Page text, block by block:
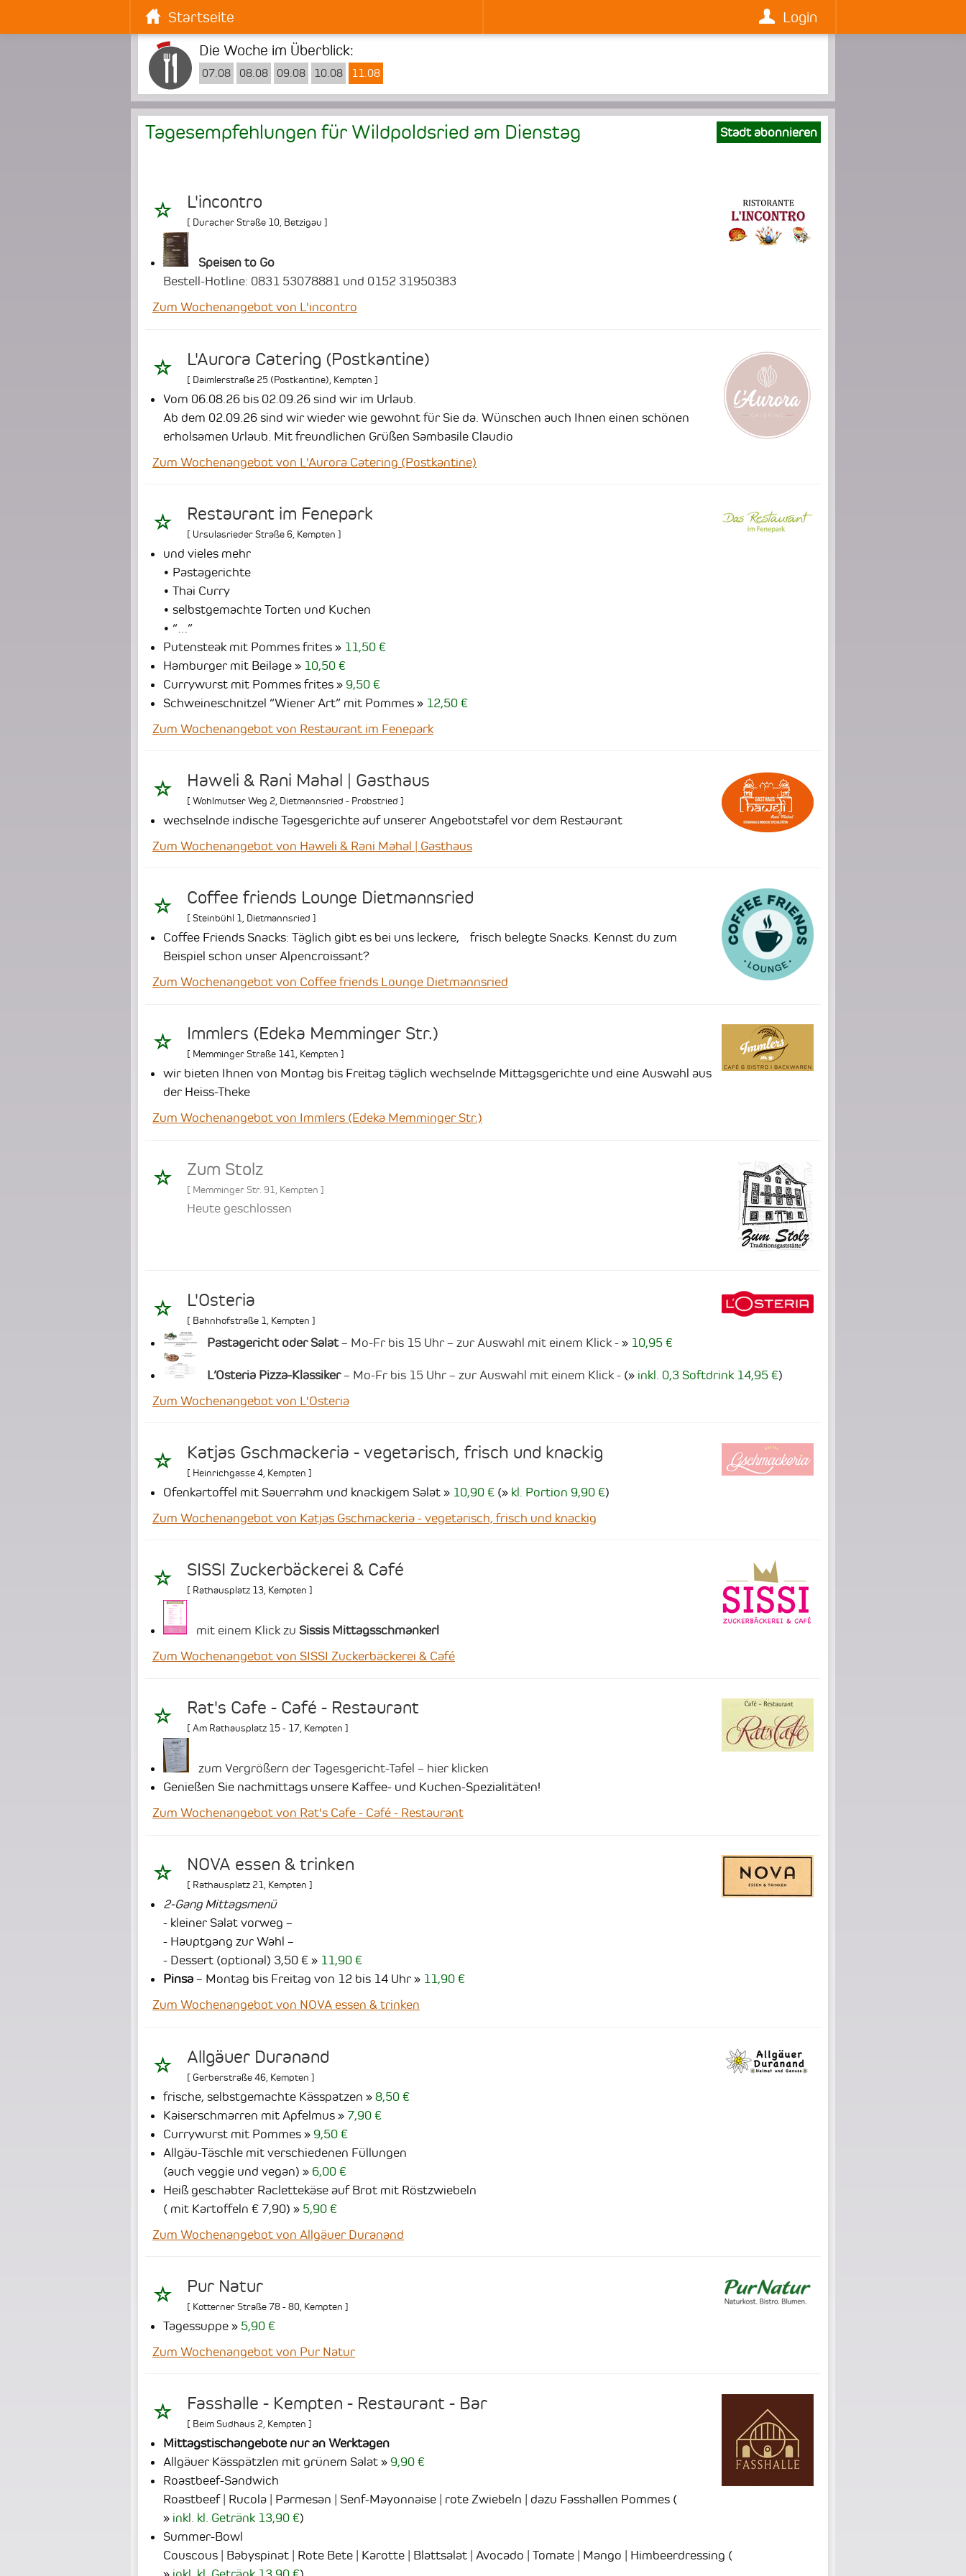
Startseite
Login
Die Woche im Überblick:
07.08 08.08 09.08 10.08 11.08
Stadt abonnieren
Tagesempfehlungen für Wildpoldsried am Dienstag
L'incontro
[ Duracher Straße 10, Betzigau ]
Speisen to Go
Bestell-Hotline: 0831 53078881 und 0152 31950383
Zum Wochenangebot von L'incontro
L'Aurora Catering (Postkantine)
[ Daimlerstraße 25 (Postkantine) Kempten ]
Vom 06.08.26 bis 02.09.26 sind wir im Urlaub.
Ab dem 02.09.26 sind wir wieder wie gewohnt für Sie da. Wünschen auch Ihnen einen schönen
erholsamen Urlaub. Mit freundlichen Grüßen Sambasile Claudio
Zum Wochenangebot von L'Aurora Catering (Postkantine)
Restaurant im Fenepark
[ Ursulasrieder Straße 6 Kempten ]
und vieles mehr
• Pastagerichte
• Thai Curry
• selbstgemachte Torten und Kuchen
• “…”
Putensteak mit Pommes frites
11,50 €
Hamburger mit Beilage
10,50 €
Currywurst mit Pommes frites
9,50 €
Schweineschnitzel “Wiener Art” mit Pommes
12,50 €
Zum Wochenangebot von Restaurant im Fenepark
Haweli & Rani Mahal | Gasthaus
[ Wohlmutser Weg 2 Dietmannsried - Probstried ]
wechselnde indische Tagesgerichte auf unserer Angebotstafel vor dem Restaurant
Zum Wochenangebot von Haweli & Rani Mahal | Gasthaus
Coffee friends Lounge Dietmannsried
[ Steinbühl 1 Dietmannsried ]
Coffee Friends Snacks: Täglich gibt es bei uns leckere, frisch belegte Snacks. Kennst du zum
Beispiel schon unser Alpencroissant?
Zum Wochenangebot von Coffee friends Lounge Dietmannsried
Immlers (Edeka Memminger Str.)
[ Memminger Straße 141, Kempten ]
wir bieten Ihnen von Montag bis Freitag täglich wechselnde Mittagsgerichte und eine Auswahl aus
der Heiss-Theke
Zum Wochenangebot von Immlers (Edeka Memminger Str.)
Zum Stolz
[ Memminger Str. 91, Kempten ]
Heute geschlossen
L'Osteria
[ Bahnhofstraße 1 Kempten ]
Pastagericht oder Salat– Mo-Fr bis 15 Uhr – zur Auswahl mit einem Klick - 10,95 €
L’Osteria Pizza-Klassiker– Mo-Fr bis 15 Uhr – zur Auswahl mit einem Klick -( inkl. 0,3 Softdrink 14,95 €)
Zum Wochenangebot von L'Osteria
Katjas Gschmackeria - vegetarisch, frisch und knackig
[ Heinrichgasse 4 Kempten ]
Ofenkartoffel mit Sauerrahm und knackigem Salat 10,90 € ( kl. Portion 9,90 €)
Zum Wochenangebot von Katjas Gschmackeria - vegetarisch, frisch und knackig
SISSI Zuckerbäckerei & Café
[ Rathausplatz 13 Kempten ]
mit einem Klick zu Sissis Mittagsschmankerl
Zum Wochenangebot von SISSI Zuckerbäckerei & Café
Rat's Cafe - Café - Restaurant
[ Am Rathausplatz 15 - 17 Kempten ]
zum Vergrößern der Tagesgericht-Tafel – hier klicken
Genießen Sie nachmittags unsere Kaffee- und Kuchen-Spezialitäten!
Zum Wochenangebot von Rat's Cafe - Café - Restaurant
NOVA essen & trinken
[ Rathausplatz 21, Kempten ]
2-Gang Mittagsmenü
- kleiner Salat vorweg –
- Hauptgang zur Wahl –
- Dessert (optional) 3,50 €
11,90 €
Pinsa – Montag bis Freitag von 12 bis 14 Uhr
11,90 €
Zum Wochenangebot von NOVA essen & trinken
Allgäuer Duranand
[ Gerberstraße 46 Kempten ]
frische, selbstgemachte Kässpatzen
8,50 €
Kaiserschmarren mit Apfelmus
7,90 €
Currywurst mit Pommes
9,50 €
Allgäu-Täschle mit verschiedenen Füllungen
(auch veggie und vegan)
6,00 €
Heiß geschabter Raclettekäse auf Brot mit Röstzwiebeln
( mit Kartoffeln € 7,90)
5,90 €
Zum Wochenangebot von Allgäuer Duranand
Pur Natur
[ Kotterner Straße 78 - 80 Kempten ]
Tagessuppe
5,90 €
Zum Wochenangebot von Pur Natur
Fasshalle - Kempten - Restaurant - Bar
[ Beim Sudhaus 2 Kempten ]
Mittagstischangebote nur an Werktagen
Allgäuer Kässpätzlen mit grünem Salat
9,90 €
Roastbeef-Sandwich
Roastbeef | Rucola | Parmesan | Senf-Mayonnaise | rote Zwiebeln | dazu Fasshallen Pommes (
inkl. kl. Getränk 13,90 €)
Summer-Bowl
Couscous | Babyspinat | Rote Bete | Karotte | Blattsalat | Avocado | Tomate | Mango | Himbeerdressing (